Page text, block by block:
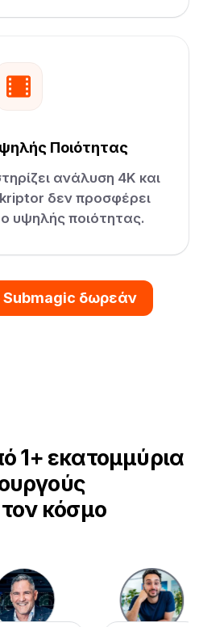
Ποιότητας
ανάλυση 4K και
δεν προσφέρει
υψηλής ποιότητας.
Submagic δωρεάν
1+ εκατομμύρια
κόσμο